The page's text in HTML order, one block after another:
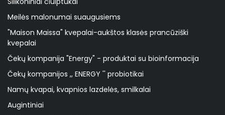
Meilės malonumai suaugusiems
"Maison Maissa" kvepalai-aukštos klasės prancūziški
kvepalai
Čekų kompanija "Energy" - produktai su bioinformacija
Čekų kompanijos ,, ENERGY '' probiotikai
Namų kvapai, kvapnios lazdelės, smilkalai
Augintiniai